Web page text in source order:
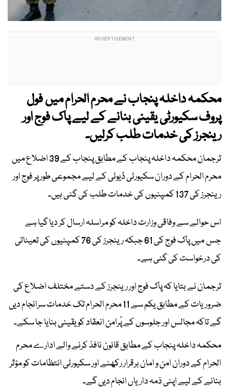
محکمہ داخلہ پنجاب نے محرم الحرام میں فول
پروف سکیورٹی یقینی بنانے کے لیے پاک فوج اور
رینجرز کی خدمات طلب کرلیں۔
ترجمان محکمہ داخلہ پنجاب کے مطابق پنجاب کے 39 اضلاع میں
محرم الحرام کے دوران سکیورٹی ڈیوٹی کے لیے مجموعی طور پر فوج اور
رینجرز کی 137 کمپنیوں کی خدمات طلب کی گئی ہیں۔
اس حوالے سے وفاقی وزارت داخلہ کو مراسلہ ارسال کر دیا گیا ہے
جس میں پاک فوج کی 61 جبکہ رینجرز کی 76 کمپنیوں کی تعیناتی
کی درخواست کی گئی ہے۔
ترجمان نے بتایا کہ پاک فوج اور رینجرز کے دستے مختلف اضلاع کی
ضروریات کے مطابق یکم سے 11 محرم الحرام تک خدمات سرانجام دیں
گے تاکہ مجالس اور جلوسوں کے پُرامن انعقاد کو یقینی بنایا جا سکے۔
محکمہ داخلہ پنجاب کے مطابق قانون نافذ کرنے والے ادارے محرم
الحرام کے دوران امن و امان برقرار رکھنے اور سکیورٹی انتظامات کو مؤثر
بنانے کے لیے اپنی ذمہ داریاں انجام دیں گے۔